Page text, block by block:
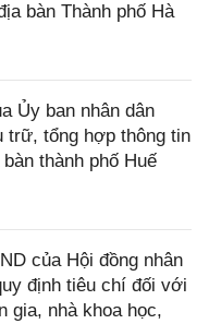
bàn Thành phố Hà
Ủy ban nhân dân
trữ, tổng hợp thông tin
thành phố Huế
của Hội đồng nhân
định tiêu chí đối với
gia, nhà khoa học,